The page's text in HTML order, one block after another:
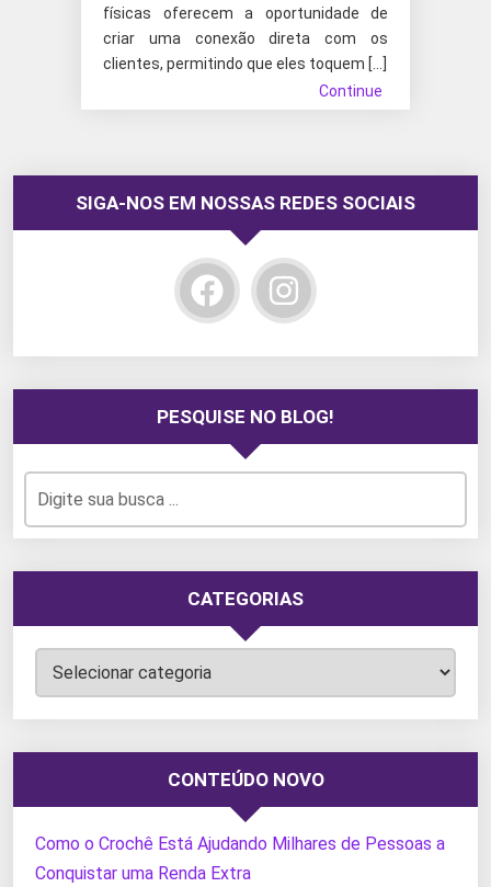
físicas oferecem a oportunidade de
criar uma conexão direta com os
clientes, permitindo que eles toquem […]
Continue
SIGA-NOS EM NOSSAS REDES SOCIAIS
PESQUISE NO BLOG!
CATEGORIAS
Categorias
CONTEÚDO NOVO
Como o Crochê Está Ajudando Milhares de Pessoas a
Conquistar uma Renda Extra